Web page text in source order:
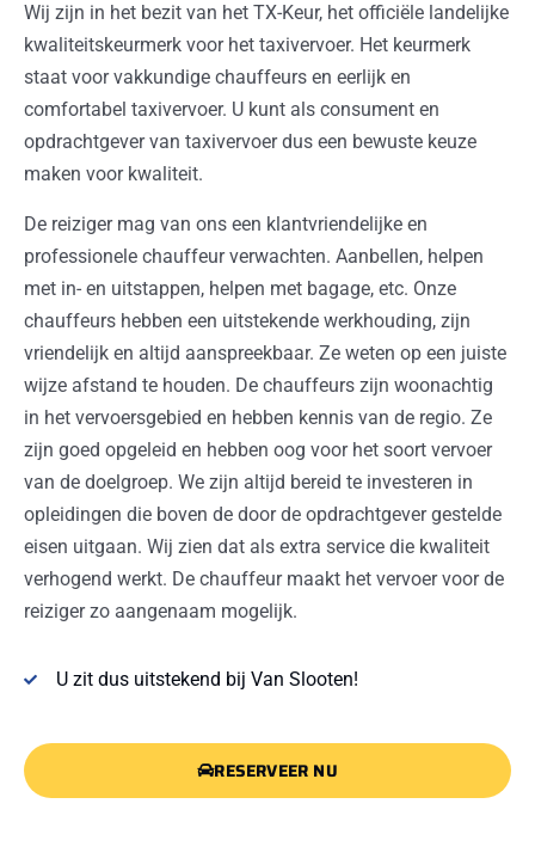
Wij zijn in het bezit van het TX-Keur, het officiële landelijke
kwaliteitskeurmerk voor het taxivervoer. Het keurmerk
staat voor vakkundige chauffeurs en eerlijk en
comfortabel taxivervoer. U kunt als consument en
opdrachtgever van taxivervoer dus een bewuste keuze
maken voor kwaliteit.
De reiziger mag van ons een klantvriendelijke en
professionele chauffeur verwachten. Aanbellen, helpen
met in- en uitstappen, helpen met bagage, etc. Onze
chauffeurs hebben een uitstekende werkhouding, zijn
vriendelijk en altijd aanspreekbaar. Ze weten op een juiste
wijze afstand te houden. De chauffeurs zijn woonachtig
in het vervoersgebied en hebben kennis van de regio. Ze
zijn goed opgeleid en hebben oog voor het soort vervoer
van de doelgroep. We zijn altijd bereid te investeren in
opleidingen die boven de door de opdrachtgever gestelde
eisen uitgaan. Wij zien dat als extra service die kwaliteit
verhogend werkt. De chauffeur maakt het vervoer voor de
reiziger zo aangenaam mogelijk.
U zit dus uitstekend bij Van Slooten!
RESERVEER NU